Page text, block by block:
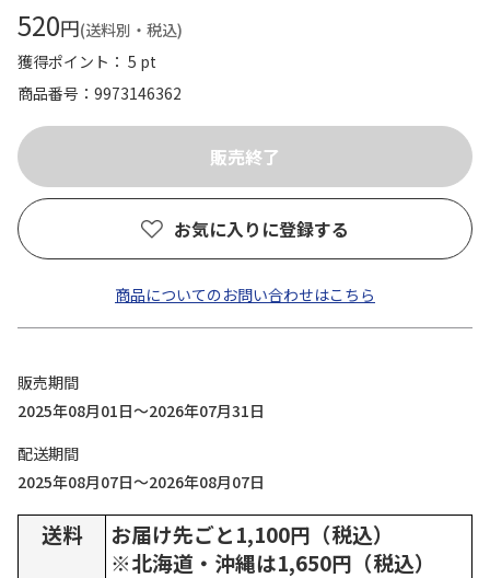
520円(送料別・税込)
獲得ポイント： 5 pt
商品番号
9973146362
お気に入りに登録する
商品についてのお問い合わせはこちら
販売期間
2025年08月01日～2026年07月31日
配送期間
2025年08月07日～2026年08月07日
送料
お届け先ごと1,100円（税込）
※北海道・沖縄は1,650円（税込）